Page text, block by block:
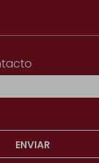
ENVIAR